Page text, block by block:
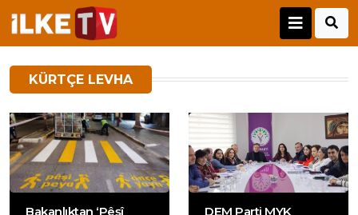
KÜRTÇE LEVHA
Bakanlıktan ‘Pêşî
DEM Parti MYK